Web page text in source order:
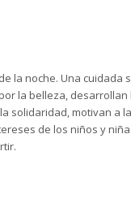
la noche. Una cuidada
la belleza, desarrollan
solidaridad, motivan a
de los niños y